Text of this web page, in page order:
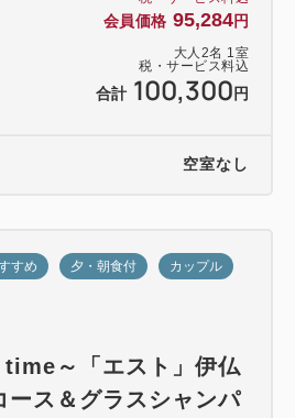
会員価格 95,284円
大人 2名 1 室
税・サービス料込
合計 100,300 円
空室なし
すめ 夕・朝食付 カップル
～「エスト」伊仏
ース＆グラスシャンパ